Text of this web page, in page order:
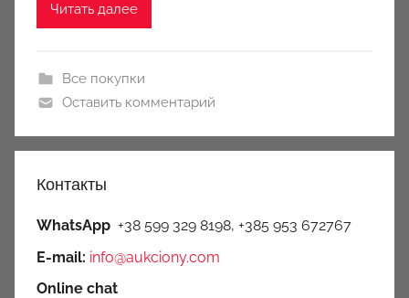
Читать далее
Все покупки
Оставить комментарий
Контакты
WhatsApp +38 599 329 8198, +385 953 672767
E-mail: info@aukciony.com
Online chat